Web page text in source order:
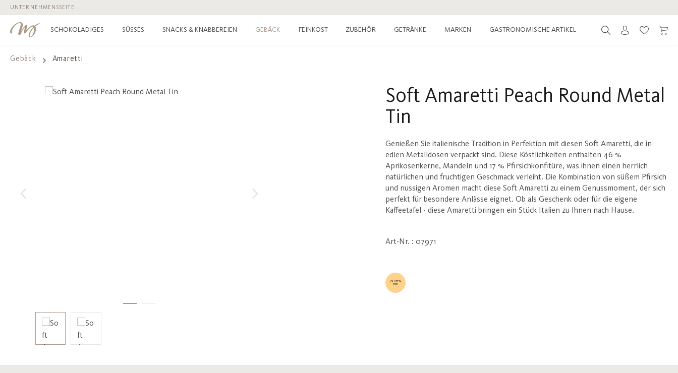
Hauptinhalt springen
Zur Suche springen
Zur Hauptnavigation springen
UNTERNEHMENSSEITE
SCHOKOLADIGES SÜSSES SNACKS & KNABBEREIEN GEBÄCK FEINKOST ZUBEHÖR GETRÄNKE MARKEN GASTRONOMISCHE ARTIKEL Du hast 0
Gebäck Amaretti
Bildergalerie überspringen
Soft Amaretti Peach Round Metal
Tin
Genießen Sie italienische Tradition in Perfektion mit diesen Soft Amaretti, die in
edlen Metalldosen verpackt sind. Diese Köstlichkeiten enthalten 46 %
Aprikosenkerne, Mandeln und 17 % Pfirsichkonfitüre, was ihnen einen herrlich
natürlichen und fruchtigen Geschmack verleiht. Die Kombination von süßem Pfirsich
und nussigen Aromen macht diese Soft Amaretti zu einem Genussmoment, der sich
perfekt für besondere Anlässe eignet. Ob als Geschenk oder für die eigene
Kaffeetafel - diese Amaretti bringen ein Stück Italien zu Ihnen nach Hause.
Art-Nr. : 07971
GLUTEN
FREI